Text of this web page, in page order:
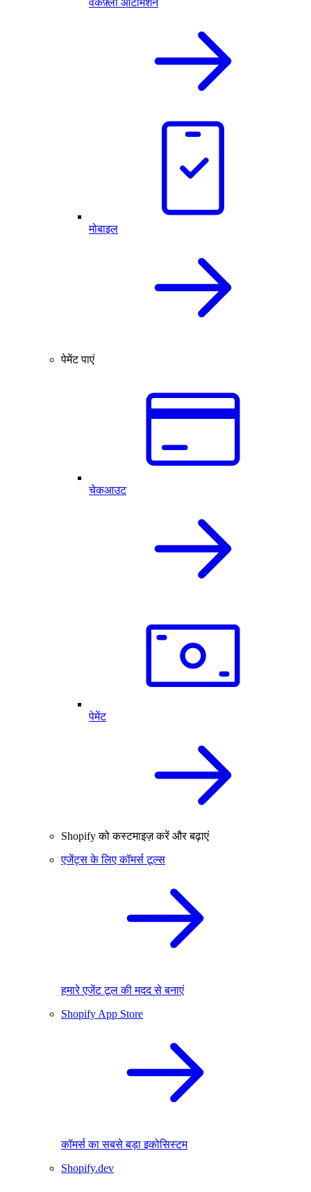
वर्कफ़्लो ऑटोमेशन
मोबाइल
पेमेंट पाएं
चेकआउट
पेमेंट
Shopify को कस्टमाइज़ करें और बढ़ाएं
एजेंट्स के लिए कॉमर्स टूल्स
हमारे एजेंट टूल की मदद से बनाएं
Shopify App Store
कॉमर्स का सबसे बड़ा इकोसिस्टम
Shopify.dev